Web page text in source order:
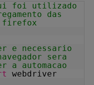
foi utilizado
das
firefox
e necessario
sera
a automacao
webdriver